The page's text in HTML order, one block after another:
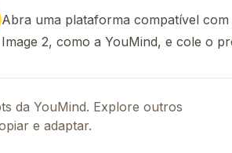
não um desenho ou
polida
frente
profissional
Abra uma plataforma compatível com
Image 2, como a YouMind, e cole o
da YouMind. Explore outros
e adaptar.